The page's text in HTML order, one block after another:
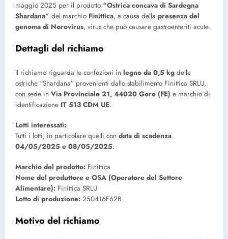
maggio 2025 per il prodotto “Ostrica concava di Sardegna
Shardana” del marchio Finittica, a causa della presenza del
genoma di Norovirus, virus che può causare gastroenteriti acute.
Dettagli del richiamo
Il richiamo riguarda le confezioni in legno da 0,5 kg delle
ostriche “Shardana” provenienti dallo stabilimento Finittica SRLU,
con sede in Via Provinciale 21, 44020 Goro (FE) e marchio di
identificazione IT 513 CDM UE.
Lotti interessati:
Tutti i lotti, in particolare quelli con data di scadenza
04/05/2025 e 08/05/2025.
Marchio del prodotto: Finittica
Nome del produttore e OSA (Operatore del Settore
Alimentare): Finittica SRLU
Lotto di produzione: 250416F62B
Motivo del richiamo